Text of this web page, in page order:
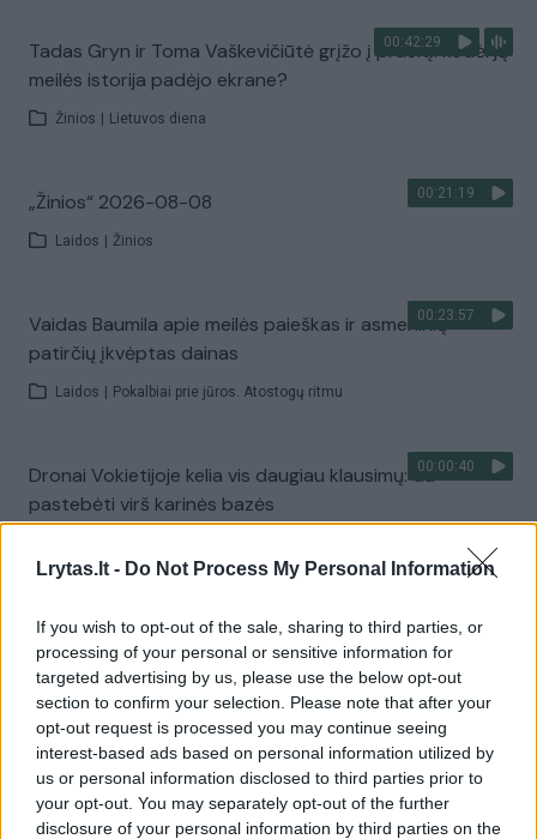
Lrytas.lt - Do Not Process My Personal Information
If you wish to opt-out of the sale, sharing to third parties, or
processing of your personal or sensitive information for
targeted advertising by us, please use the below opt-out
section to confirm your selection. Please note that after your
opt-out request is processed you may continue seeing
interest-based ads based on personal information utilized by
us or personal information disclosed to third parties prior to
your opt-out. You may separately opt-out of the further
disclosure of your personal information by third parties on the
00:42:29
Tadas Gryn ir Toma Vaškevičiūtė grįžo į praeitį: kodėl jų
meilės istorija padėjo ekrane?
Žinios Lietuvos diena
00:21:19
„Žinios“ 2026-08-08
Laidos Žinios
00:23:57
Vaidas Baumila apie meilės paieškas ir asmeninių
patirčių įkvėptas dainas
Laidos Pokalbiai prie jūros. Atostogų ritmu
00:00:40
Dronai Vokietijoje kelia vis daugiau klausimų: du
pastebėti virš karinės bazės
Visi įrašai
Žiūrimiausi įrašai
00:00:30
Vaizdai iš tragiškos avarijos Vilniaus r.: dviejų moterų ir